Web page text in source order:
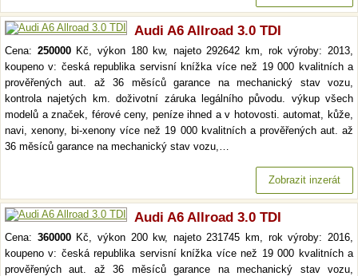
Audi A6 Allroad 3.0 TDI
Cena: 250000Kč, výkon 180 kw, najeto 292642 km, rok výroby: 2013,
koupeno v: česká republika servisní knížka více než 19 000 kvalitních a
prověřených aut. až 36 měsíců garance na mechanický stav vozu,
kontrola najetých km. doživotní záruka legálního původu. výkup všech
modelů a značek, férové ceny, peníze ihned a v hotovosti. automat, kůže,
navi, xenony, bi-xenony více než 19 000 kvalitních a prověřených aut. až
36 měsíců garance na mechanický stav vozu,…
Zobrazit inzerát
Audi A6 Allroad 3.0 TDI
Cena: 360000Kč, výkon 200 kw, najeto 231745 km, rok výroby: 2016,
koupeno v: česká republika servisní knížka více než 19 000 kvalitních a
prověřených aut. až 36 měsíců garance na mechanický stav vozu,